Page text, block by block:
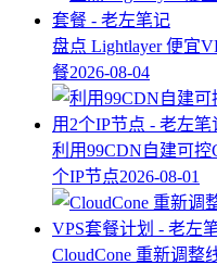
盘点 Lightlayer 便宜
餐2026-08-04
利用99CDN自建可
个IP节点2026-08-01
CloudCone 重新调整